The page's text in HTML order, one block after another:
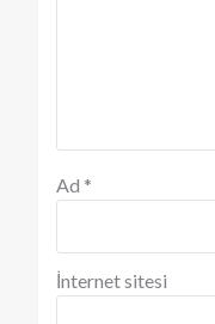
Ad *
İnternet sitesi